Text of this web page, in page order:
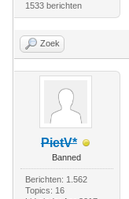
1533 berichten
Zoek
PietV*
Banned
Berichten: 1.562
Topics: 16